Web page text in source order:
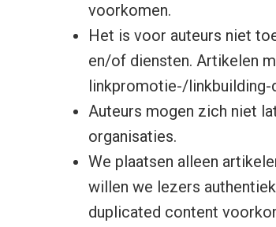
voorkomen.
Het is voor auteurs niet
en/of diensten. Artikelen
linkpromotie-/linkbuilding-
Auteurs mogen zich niet
organisaties.
We plaatsen alleen
willen we lezers
duplicated content